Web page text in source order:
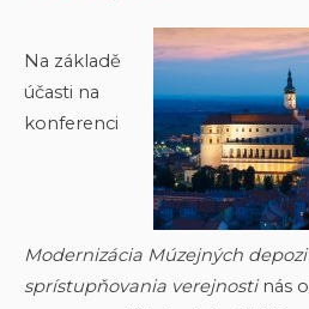
Na základě
účasti na
konferenci
Modernizácia Múzejných
sprístupňovania verejnostinás